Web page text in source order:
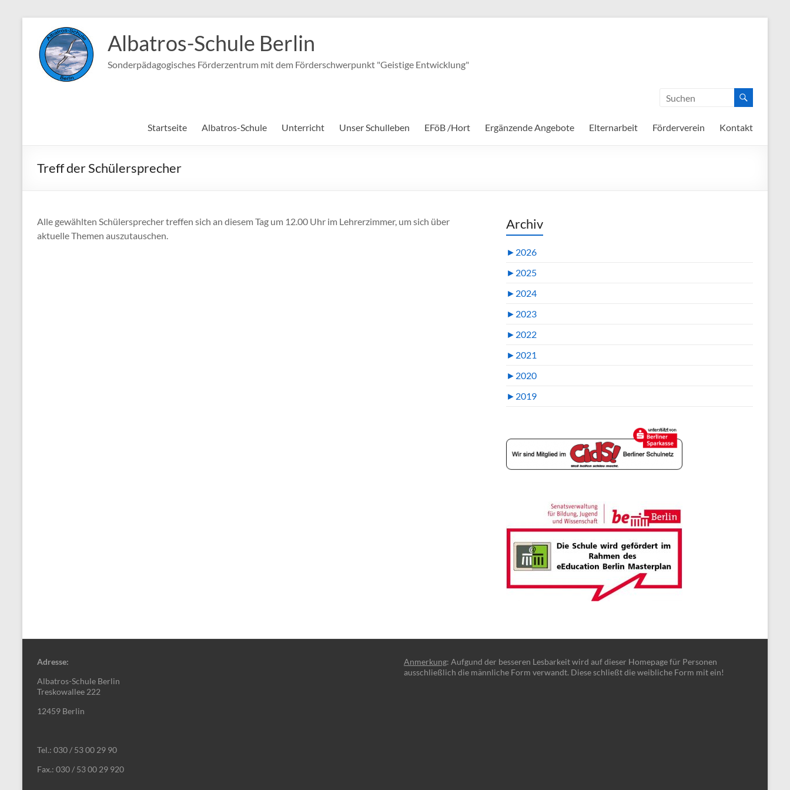
Inhalt
springen
Albatros-Schule Berlin
Sonderpädagogisches Förderzentrum mit dem Förderschwerpunkt "Geistige Entwicklung"
Startseite Albatros-Schule Unterricht Unser Schulleben EFöB /Hort Ergänzende Angebote Elternarbeit Förderverein Kontakt
Treff der Schülersprecher
Alle gewählten Schülersprecher treffen sich an diesem Tag um 12.00 Uhr im Lehrerzimmer, um sich über
aktuelle Themen auszutauschen.
Archiv
► 2026
► 2025
► 2024
► 2023
► 2022
► 2021
► 2020
► 2019
Adresse:
Albatros-Schule Berlin
Treskowallee 222
12459 Berlin
Tel.: 030 / 53 00 29 90
Fax.: 030 / 53 00 29 920
Anmerkung: Aufgund der besseren Lesbarkeit wird auf dieser Homepage für Personen
ausschließlich die männliche Form verwandt. Diese schließt die weibliche Form mit ein!